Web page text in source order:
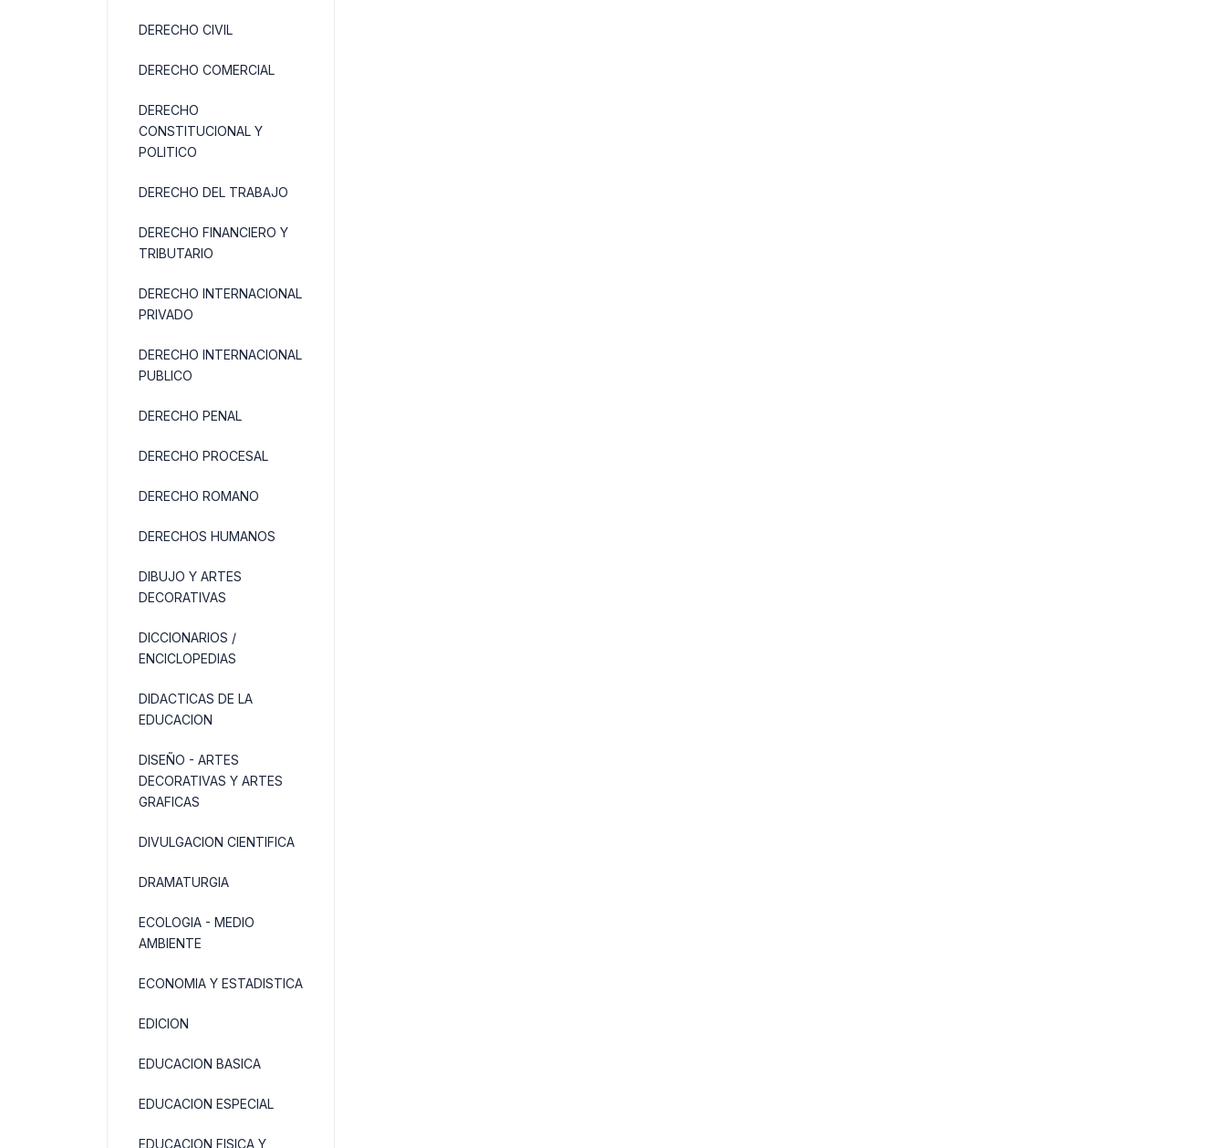
DERECHO CIVIL
DERECHO COMERCIAL
DERECHO
CONSTITUCIONAL Y
POLITICO
DERECHO DEL TRABAJO
DERECHO FINANCIERO Y
TRIBUTARIO
DERECHO INTERNACIONAL
PRIVADO
DERECHO INTERNACIONAL
PUBLICO
DERECHO PENAL
DERECHO PROCESAL
DERECHO ROMANO
DERECHOS HUMANOS
DIBUJO Y ARTES
DECORATIVAS
DICCIONARIOS /
ENCICLOPEDIAS
DIDACTICAS DE LA
EDUCACION
DISEÑO - ARTES
DECORATIVAS Y ARTES
GRAFICAS
DIVULGACION CIENTIFICA
DRAMATURGIA
ECOLOGIA - MEDIO
AMBIENTE
ECONOMIA Y ESTADISTICA
EDICION
EDUCACION BASICA
EDUCACION ESPECIAL
EDUCACION FISICA Y